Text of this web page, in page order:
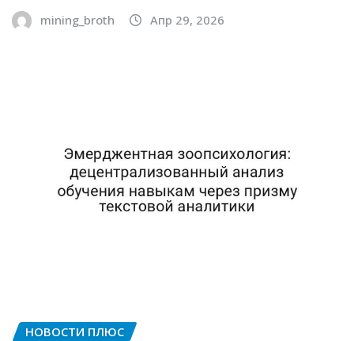
mining_broth Апр 29, 2026
НОВОСТИ ПЛЮС